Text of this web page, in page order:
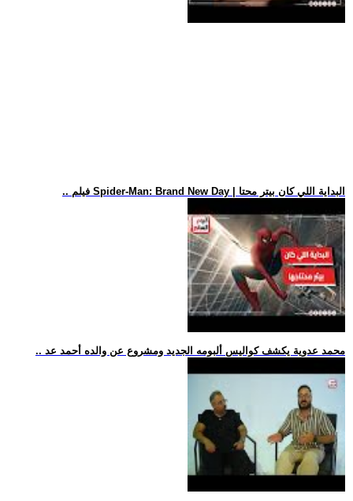
.. فيلم Spider-Man: Brand New Day | البداية اللي كان بيتر محتا
.. محمد عدوية يكشف كواليس ألبومه الجديد ومشروع عن والده أحمد عد